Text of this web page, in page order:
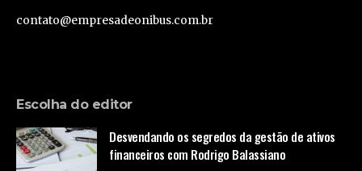
contato@empresadeonibus.com.br
Escolha do editor
Desvendando os segredos da gestão de ativos
financeiros com Rodrigo Balassiano